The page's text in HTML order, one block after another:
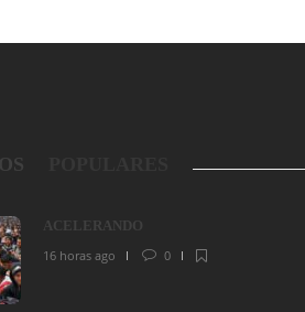
ACELERANDO
16 horas ago
0